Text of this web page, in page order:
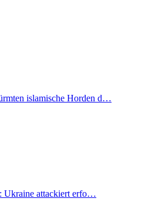
islamische Horden d…
Ukraine attackiert erfo…